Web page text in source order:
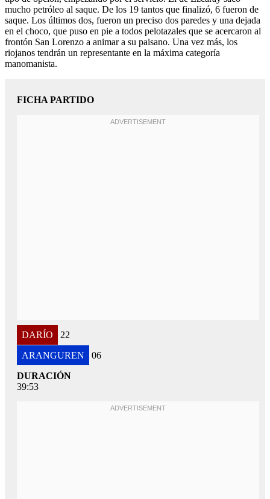
mucho petróleo al saque. De los 19 tantos que finalizó, 6 fueron de
saque. Los últimos dos, fueron un preciso dos paredes y una dejada
en el choco, que puso en pie a todos pelotazales que se acercaron al
frontón San Lorenzo a animar a su paisano. Una vez más, los
riojanos tendrán un representante en la máxima categoría
manomanista.
FICHA PARTIDO
DARÍO
22
ARANGUREN
06
DURACIÓN
39:53